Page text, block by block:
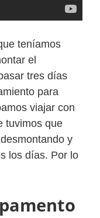
teníamos
el
tres días
para
viajar con
tuvimos que
y
los días. Por lo